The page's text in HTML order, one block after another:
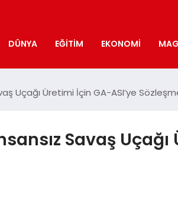
DÜNYA EĞITIM EKONOMI
Uçağı Üretimi İçin GA-ASI’ye
Savaş